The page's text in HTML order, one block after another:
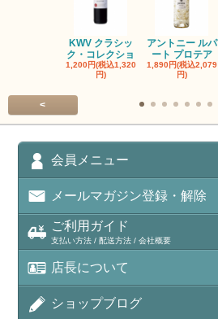
KWV クラシッ
ク・コレクショ
1,200円(税込1,320
円)
アントニー ルパ
ート プロテア
1,890円(税込2,079
円)
<
会員メニュー
メールマガジン登録・解除
ご利用ガイド
支払い方法 / 配送方法 / 会社概要
店長について
ショップブログ